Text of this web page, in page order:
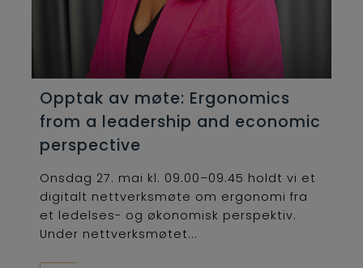
Opptak av møte: Ergonomics
from a leadership and economic
perspective
Onsdag 27. mai kl. 09.00–09.45 holdt vi et
digitalt nettverksmøte om ergonomi fra
et ledelses- og økonomisk perspektiv.
Under nettverksmøtet...